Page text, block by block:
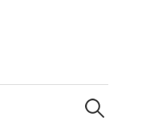
Suchen
nach: